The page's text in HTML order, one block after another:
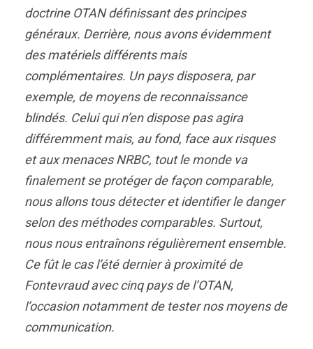
doctrine OTAN définissant des principes
généraux. Derrière, nous avons évidemment
des matériels différents mais
complémentaires. Un pays disposera, par
exemple, de moyens de reconnaissance
blindés. Celui qui n’en dispose pas agira
différemment mais, au fond, face aux risques
et aux menaces NRBC, tout le monde va
finalement se protéger de façon comparable,
nous allons tous détecter et identifier le danger
selon des méthodes comparables. Surtout,
nous nous entraînons régulièrement ensemble.
Ce fût le cas l’été dernier à proximité de
Fontevraud avec cinq pays de l’OTAN,
l’occasion notamment de tester nos moyens de
communication.